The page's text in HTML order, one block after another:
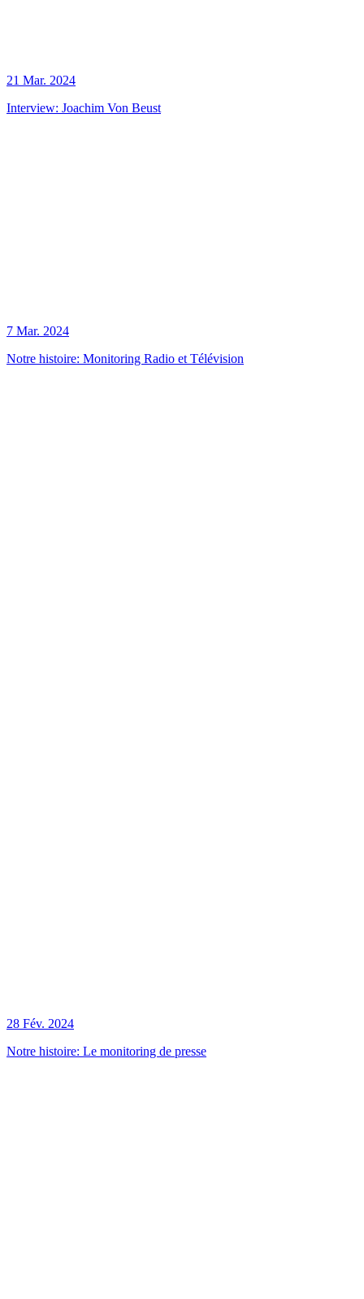
21 Mar. 2024
Interview: Joachim Von Beust
7 Mar. 2024
Notre histoire: Monitoring Radio et Télévision
28 Fév. 2024
Notre histoire: Le monitoring de presse